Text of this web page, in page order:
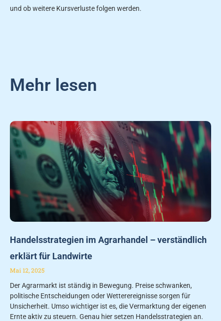
und ob weitere Kursverluste folgen werden.
Mehr lesen
Handelsstrategien im Agrarhandel – verständlich
erklärt für Landwirte
Mai 12, 2025
Der Agrarmarkt ist ständig in Bewegung. Preise schwanken,
politische Entscheidungen oder Wetterereignisse sorgen für
Unsicherheit. Umso wichtiger ist es, die Vermarktung der eigenen
Ernte aktiv zu steuern. Genau hier setzen Handelsstrategien an.